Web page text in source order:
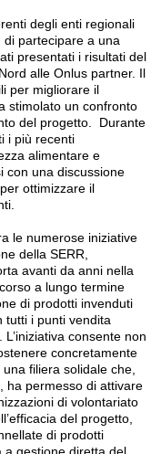
degli enti regionali
di partecipare a una
presentati i risultati del
alle Onlus partner. Il
per migliorare il
stimolato un confronto
del progetto.
Durante
i più recenti
alimentare e
con una discussione
ottimizzare il
le numerose iniziative
della SERR,
avanti da anni nella
a lungo termine
di prodotti invenduti
tutti i punti vendita
consente non
concretamente
filiera solidale che,
ha permesso di attivare
di volontariato
del progetto,
di prodotti